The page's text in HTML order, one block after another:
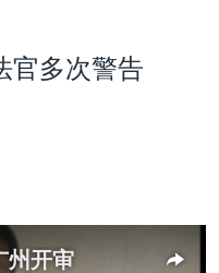
官多次警告
州开审